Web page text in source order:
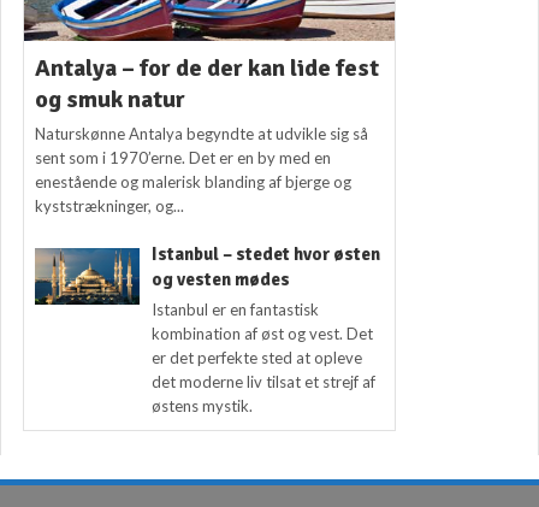
Antalya – for de der kan lide fest
og smuk natur
Naturskønne Antalya begyndte at udvikle sig så
sent som i 1970’erne. Det er en by med en
enestående og malerisk blanding af bjerge og
kyststrækninger, og...
Istanbul – stedet hvor østen
og vesten mødes
Istanbul er en fantastisk
kombination af øst og vest. Det
er det perfekte sted at opleve
det moderne liv tilsat et strejf af
østens mystik.